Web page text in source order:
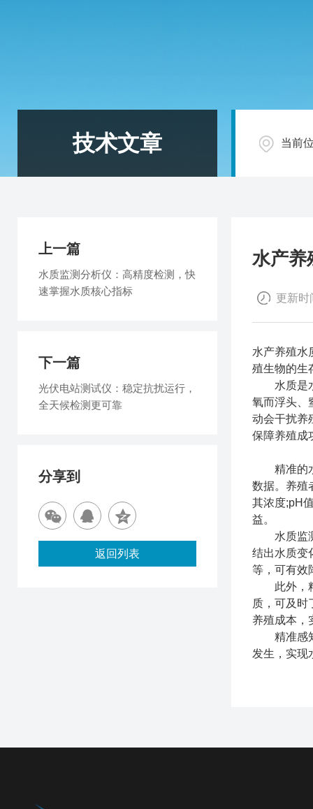
技术文章 当前
水产养
更新时
水产养殖水
殖生物的生
水质是水
氧而浮头、
动会干扰养
保障养殖成
精准的水
数据。养殖
其浓度;pH
益。
水质监测
结出水质变
等，可有效
此外，精
质，可及时
养殖成本，
精准感知
发生，实现
上一篇
水质监测分析仪：高精度检测，快
速掌握水质核心指标
下一篇
光伏电站测试仪：稳定抗扰运行，
全天候检测更可靠
分享到
返回列表